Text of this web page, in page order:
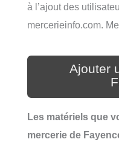
à l’ajout des
mercerieinfo.com.
Ajouter
Les matériels que
mercerie de